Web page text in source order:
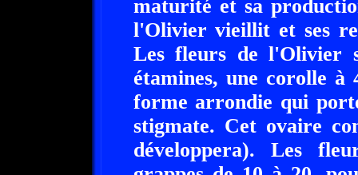
maturité et sa
l'Olivier vieillit et ses
Les fleurs de l'Olivier
étamines, une corolle à
forme arrondie qui
stigmate. Cet ovaire
développera). Les